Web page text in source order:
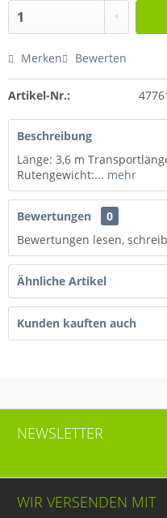
Merken Bewerten
Artikel-Nr.:
Beschreibung
Länge: 3,6 m
Rutengewicht:... mehr
Bewertungen
0
Bewertungen lesen,
Ähnliche Artikel
Kunden kauften auch
NEWSLETTER
WIR VERSENDEN MIT